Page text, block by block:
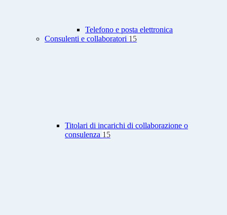
Telefono e posta elettronica
Consulenti e collaboratori 15
Titolari di incarichi di collaborazione o
consulenza 15